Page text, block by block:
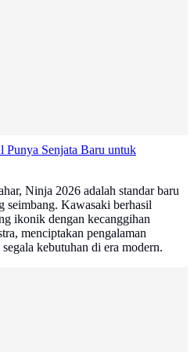
Punya Senjata Baru untuk
Ninja 2026 adalah standar baru
seimbang. Kawasaki berhasil
ikonik dengan kecanggihan
menciptakan pengalaman
kebutuhan di era modern.